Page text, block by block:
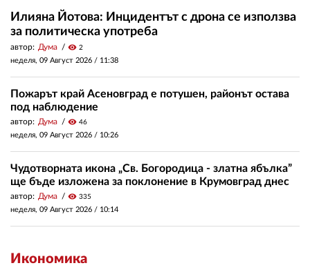
Илияна Йотова: Инцидентът с дрона се използва
за политическа употреба
автор: Дума visibility 2
неделя, 09 Август 2026 / 11:38
Пожарът край Асеновград е потушен, районът остава
под наблюдение
автор: Дума visibility 46
неделя, 09 Август 2026 / 10:26
Чудотворната икона „Св. Богородица - златна ябълка”
ще бъде изложена за поклонение в Крумовград днес
автор: Дума visibility 335
неделя, 09 Август 2026 / 10:14
Икономика